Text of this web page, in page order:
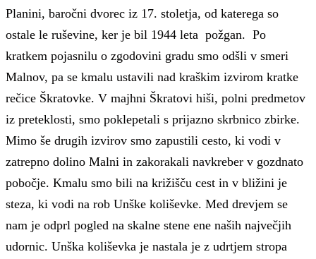
Planini, baročni dvorec iz 17. stoletja, od katerega so
ostale le ruševine, ker je bil 1944 leta požgan. Po
kratkem pojasnilu o zgodovini gradu smo odšli v smeri
Malnov, pa se kmalu ustavili nad kraškim izvirom kratke
rečice Škratovke. V majhni Škratovi hiši, polni predmetov
iz preteklosti, smo poklepetali s prijazno skrbnico zbirke.
Mimo še drugih izvirov smo zapustili cesto, ki vodi v
zatrepno dolino Malni in zakorakali navkreber v gozdnato
pobočje. Kmalu smo bili na križišču cest in v bližini je
steza, ki vodi na rob Unške koliševke. Med drevjem se
nam je odprl pogled na skalne stene ene naših največjih
udornic. Unška koliševka je nastala je z udrtjem stropa